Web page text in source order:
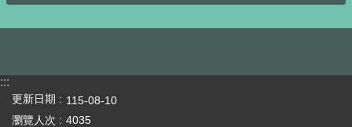
:::
更新日期
115-08-10
瀏覽人次
4035